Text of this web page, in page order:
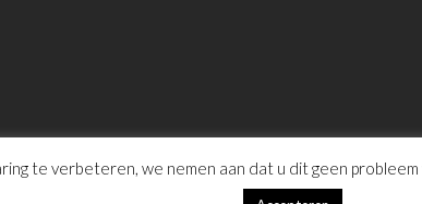
te verbeteren, we nemen aan dat u dit geen